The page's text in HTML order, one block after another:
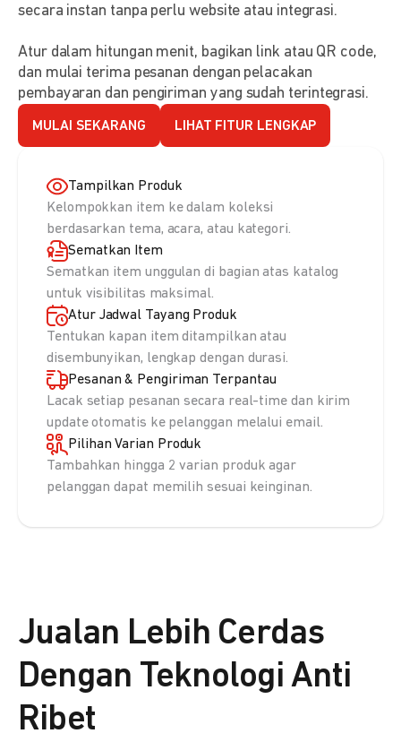
secara instan tanpa perlu website atau integrasi.
Atur dalam hitungan menit, bagikan link atau QR code,
dan mulai terima pesanan dengan pelacakan
pembayaran dan pengiriman yang sudah terintegrasi.
MULAI SEKARANG LIHAT FITUR LENGKAP
Tampilkan Produk
Kelompokkan item ke dalam koleksi
berdasarkan tema, acara, atau kategori.
Sematkan Item
Sematkan item unggulan di bagian atas katalog
untuk visibilitas maksimal.
Atur Jadwal Tayang Produk
Tentukan kapan item ditampilkan atau
disembunyikan, lengkap dengan durasi.
Pesanan & Pengiriman Terpantau
Lacak setiap pesanan secara real-time dan kirim
update otomatis ke pelanggan melalui email.
Pilihan Varian Produk
Tambahkan hingga 2 varian produk agar
pelanggan dapat memilih sesuai keinginan.
Jualan Lebih Cerdas
Dengan Teknologi Anti
Ribet